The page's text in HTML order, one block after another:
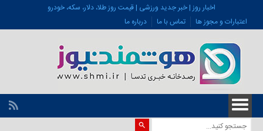
اخبار روز | خبر جدید ورزشی | قیمت روز طلا، دلار، سکه، خودرو
اعتبارات و مجوز ها
تماس با ما درباره ما